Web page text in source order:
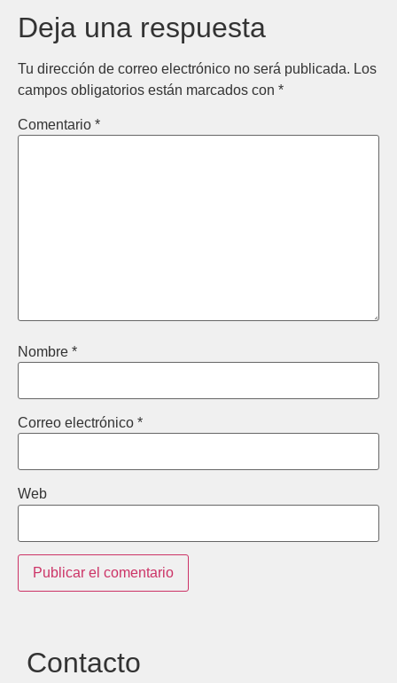
Deja una respuesta
Tu dirección de correo electrónico no será publicada. Los
campos obligatorios están marcados con *
Comentario *
Nombre *
Correo electrónico *
Web
Contacto